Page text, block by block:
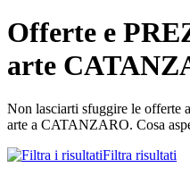
Offerte e
arte
Non lasciarti sfuggire le offerte
arte a CATANZARO. Cosa
Filtra risultati